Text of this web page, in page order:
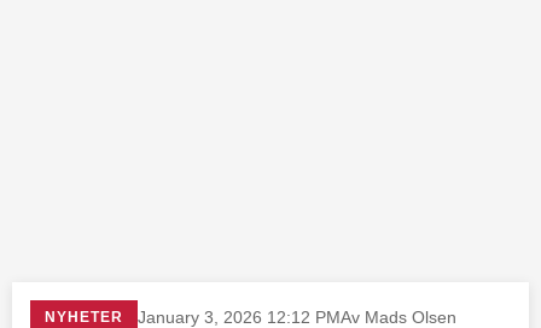
NYHETER January 3, 2026 12:12 PMAv Mads Olsen